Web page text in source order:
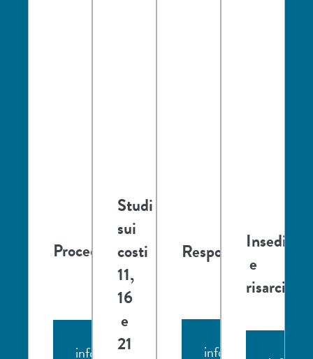
Procedura
informazioni
Studi
sui
costi
11,
16
e
21
Responsabilità
informazioni
e